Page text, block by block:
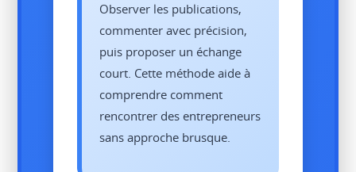
Observer les publications,
commenter avec précision,
puis proposer un échange
court. Cette méthode aide à
comprendre comment
rencontrer des entrepreneurs
sans approche brusque.